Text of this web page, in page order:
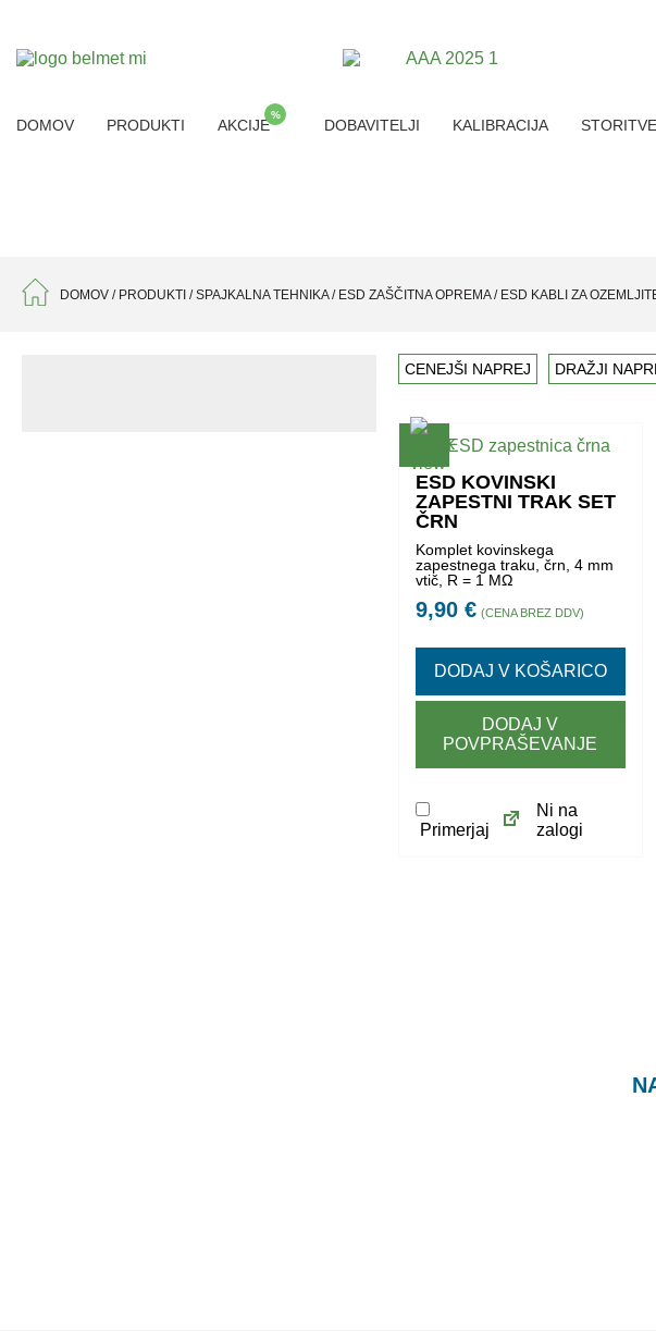
DOMOV PRODUKTI AKCIJE
%
DOBAVITELJI KALIBRACIJA STORITVE
DOMOV / PRODUKTI /SPAJKALNA TEHNIKA/ ESD ZAŠČITNA OPREMA/ ESD KABLI ZA
CENEJŠI NAPREJ DRAŽJI
ESD KOVINSKI
ZAPESTNI TRAK SET
ČRN
Komplet kovinskega
zapestnega traku, črn, 4 mm
vtič, R = 1 MΩ
9,90 € (CENA BREZ DDV)
DODAJ V KOŠARICO
DODAJ V
POVPRAŠEVANJE
Primerjaj
Ni na
zalogi